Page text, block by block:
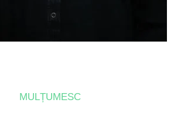
MULȚUMESC